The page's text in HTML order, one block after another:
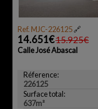
Ref. MJC-226125🔗
14.651€15.925€
Calle José Abascal
Réference:
226125
Surface total:
637m²